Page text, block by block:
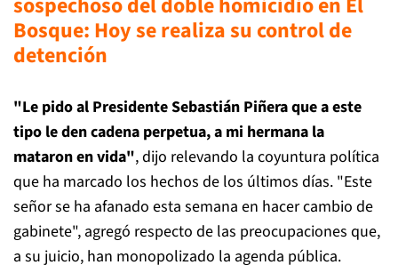
Bosque: Hoy se realiza su control de
detención
"Le pido al Presidente Sebastián Piñera que a este
tipo le den cadena perpetua, a mi hermana la
mataron en vida", dijo relevando la coyuntura política
que ha marcado los hechos de los últimos días. "Este
señor se ha afanado esta semana en hacer cambio de
gabinete", agregó respecto de las preocupaciones que,
a su juicio, han monopolizado la agenda pública.